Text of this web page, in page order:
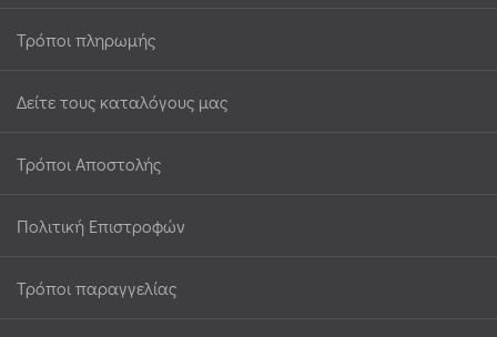
Τρόποι πληρωμής
Δείτε τους καταλόγους μας
Τρόποι Αποστολής
Πολιτική Επιστροφών
Τρόποι παραγγελίας